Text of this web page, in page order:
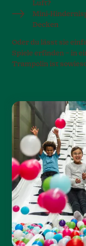
Luft?
Mini-
Decken
Oder du lässt sie
Spiele erfinden – in
Trampolin ist